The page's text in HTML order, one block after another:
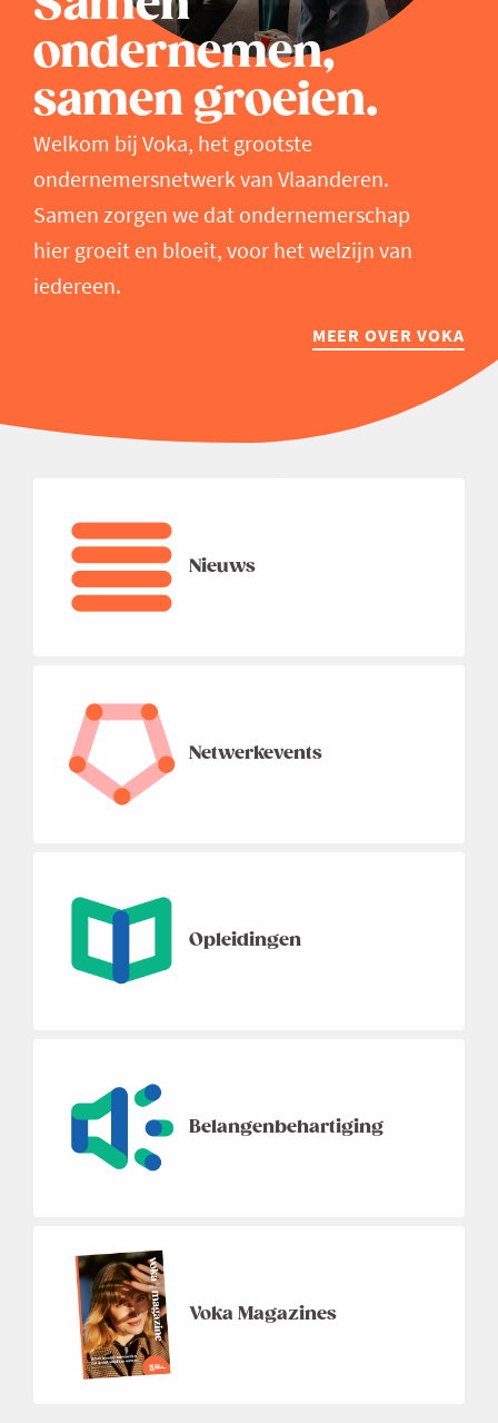
ondernemen,
samen groeien.
Welkom bij Voka, het grootste
ondernemersnetwerk van Vlaanderen.
Samen zorgen we dat ondernemerschap
hier groeit en bloeit, voor het welzijn van
iedereen.
MEER OVER VOKA
Nieuws
Netwerkevents
Opleidingen
Belangenbehartiging
Voka Magazines